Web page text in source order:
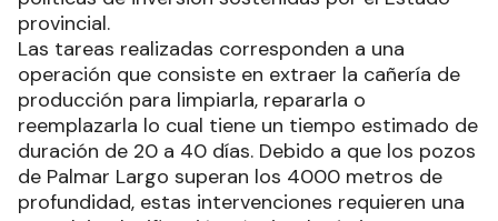
provincial.
Las tareas realizadas corresponden a una
operación que consiste en extraer la cañería de
producción para limpiarla, repararla o
reemplazarla lo cual tiene un tiempo estimado de
duración de 20 a 40 días. Debido a que los pozos
de Palmar Largo superan los 4000 metros de
profundidad, estas intervenciones requieren una